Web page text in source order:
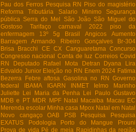
Pau dos Ferros Pesquisa RN Piso do magistério
Reforma Tributária
Salario Minimo
Segurança
pública
Serra do Mel São João
São Miguel do
Gostoso
Tarifaço carnaval 2022
piso da
enfermagem
13º 5g Brasil Angicos
Aumento
Barragem Armando Ribeiro Gonçalves
Br-304
Brisa Bracchi
CE CX Canguaretama
Concurso
Congresso nacional Conta de luz Correios Covid
RN
Deputado Rafael Mota Detran
Dyana Lira
Edvaldo Junior Eleição no RN Enem 2024 Fatima
Bezerra
Febre aftosa Gasolina no RN Governo
federal
IBAMA IGARN INMET
Ielmo Marinho
Juliette
Lei Maria da Penha
Lei Paulo Gustavo
MDB e PT MDR MPF Natal Macaiba
Macau EC
Merenda escolar Minha casa Mpox Natal em Natal
Novo cangaço
OAB PSB Pesquisa
Pesquisa
EXATUS
Podologia Porto do Mangue
Prouni
Prova de vida Pé de meia Rapidinhas da região